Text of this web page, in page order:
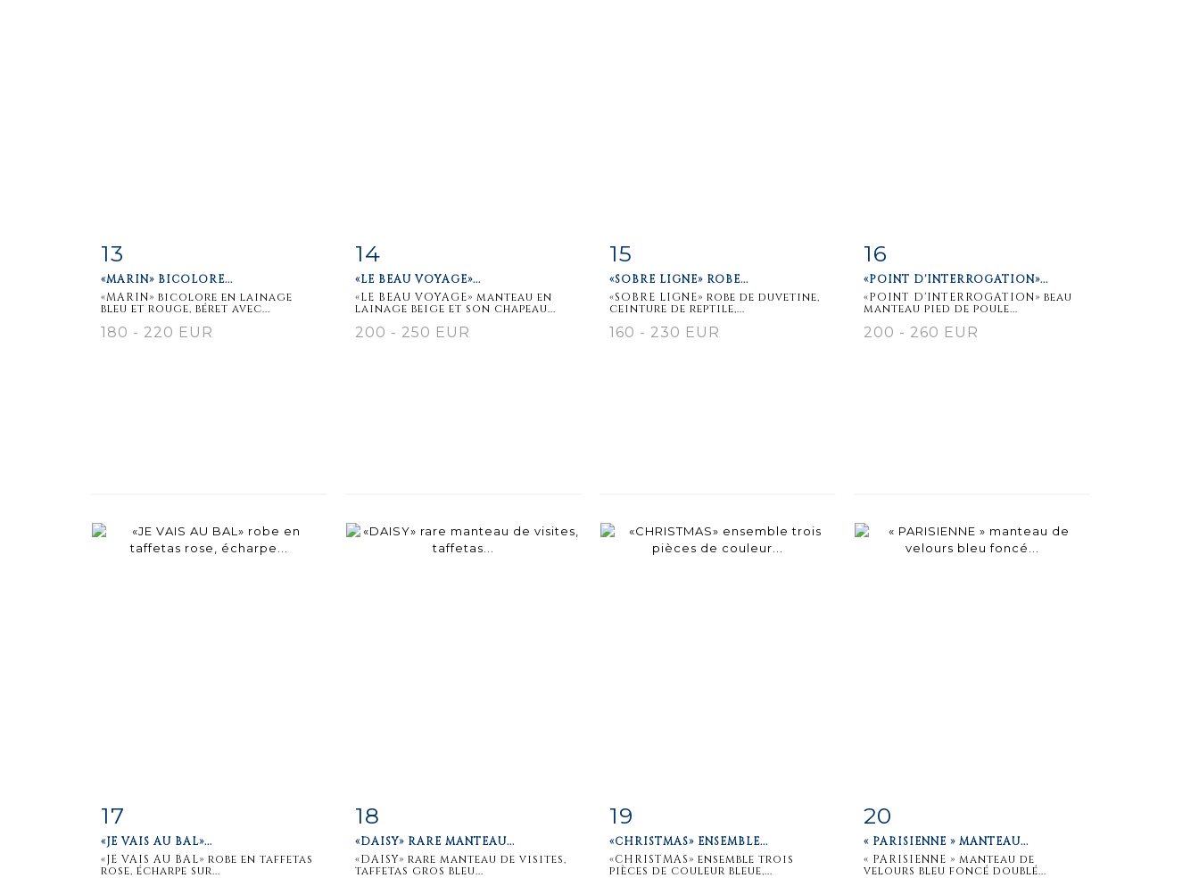
Item detail
13
«MARIN» BICOLORE...
«MARIN» bicolore en lainage
bleu et rouge, béret avec...
180 - 220 EUR
Item detail
14
«LE BEAU VOYAGE»...
«LE BEAU VOYAGE» manteau en
lainage beige et son chapeau...
200 - 250 EUR
Item detail
15
«SOBRE LIGNE» ROBE...
«SOBRE LIGNE» robe de duvetine,
ceinture de reptile,...
160 - 230 EUR
Item detail
16
«POINT D'INTERROGATION»...
«POINT D'INTERROGATION» beau
manteau pied de poule...
200 - 260 EUR
Item detail
17
«JE VAIS AU BAL»...
«JE VAIS AU BAL» robe en taffetas
rose, écharpe sur...
Item detail
18
«DAISY» RARE MANTEAU...
«DAISY» rare manteau de visites,
taffetas gros bleu...
Item detail
19
«CHRISTMAS» ENSEMBLE...
«CHRISTMAS» ensemble trois
pièces de couleur bleue,...
Item detail
20
« PARISIENNE » MANTEAU...
« PARISIENNE » manteau de
velours bleu foncé doublé...